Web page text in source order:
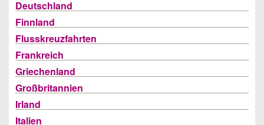
Deutschland
Finnland
Flusskreuzfahrten
Frankreich
Griechenland
Großbritannien
Irland
Italien